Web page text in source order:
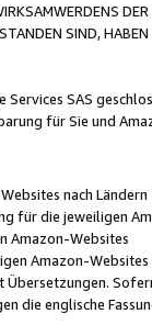
SIND,
Services SAS
für Sie und
nach Ländern
für die jeweiligen
Amazon-Websites
Amazon-Websites
Übersetzungen.
die englische